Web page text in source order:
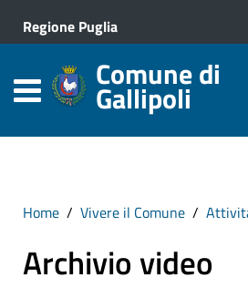
Regione Puglia
Comune di
Gallipoli
Home Vivere il Comune
Archivio video